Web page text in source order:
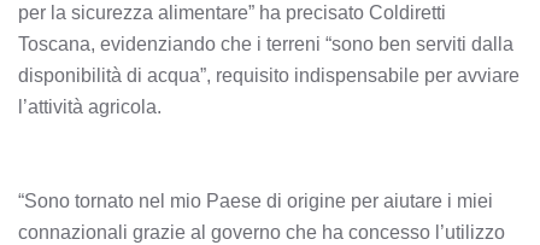
per la sicurezza alimentare” ha precisato Coldiretti
Toscana, evidenziando che i terreni “sono ben serviti dalla
disponibilità di acqua”, requisito indispensabile per avviare
l’attività agricola.
“Sono tornato nel mio Paese di origine per aiutare i miei
connazionali grazie al governo che ha concesso l’utilizzo